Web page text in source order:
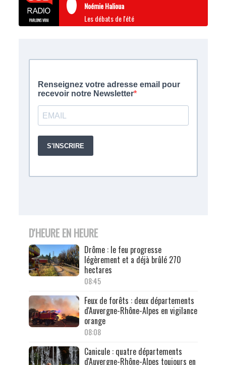
Noémie Halioua
Les débats de l'été
D'HEURE EN HEURE
Drôme : le feu progresse
légèrement et a déjà brûlé 270
hectares
08:45
Feux de forêts : deux départements
d'Auvergne-Rhône-Alpes en vigilance
orange
08:08
Canicule : quatre départements
d'Auvergne-Rhône-Alpes toujours en